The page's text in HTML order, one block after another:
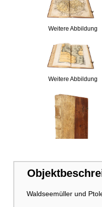
Weitere Abbildung
Weitere Abbildung
Weitere Abbildung
Waldseemüller und